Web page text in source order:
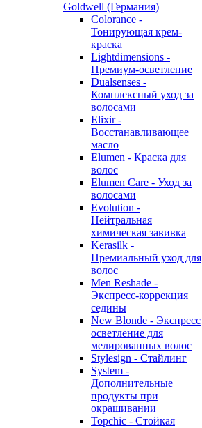
Goldwell (Германия)
Colorance -
Тонирующая крем-
краска
Lightdimensions -
Премиум-осветление
Dualsenses -
Комплексный уход за
волосами
Elixir -
Восстанавливающее
масло
Elumen - Краска для
волос
Elumen Care - Уход за
волосами
Evolution -
Нейтральная
химическая завивка
Kerasilk -
Премиальный уход для
волос
Men Reshade -
Экспресс-коррекция
седины
New Blonde - Экспресс
осветление для
мелированных волос
Stylesign - Стайлинг
System -
Дополнительные
продукты при
окрашивании
Topchic - Стойкая